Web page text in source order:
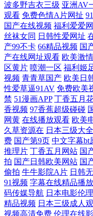
在线 亚洲中文字幕在线观看
韩俺去了 福利导航亚洲 女同
码成人 无码人妻丰满熟妇A
av人人 久热中文 五月丁香
5533 97精品视频在线 极品
精品内射 日韩国产在线观看
国 中日韩国 国产精品一库
频 国产精品自在在线观看
波多野吉衣三级 亚洲AV
观看 免费色情A片网扯
国产在线视频 福利爱爱
丝袜女同 日韩性爱网址
产99不卡 66精品视频 国
产在线网址观看 欧美激
区黄片 喷潮一区 福利姬
视频 青青草国产 欧美日
性爱草逼91AV 免费欧美
禁 51漫画APP 丁香五月
香视频 97香蕉超级碰碰
网黄 在线播放观看 欧美
久草资源在 日本三级大全
费 国产第9页 中文字幕bt
推理片 丁香五月网站 国
拍 国产日韩欧美网站 国
偷拍 牛牛影院A片 日韩
91视频 字幕在线精品播放
码传媒导航 日本电影伦理
精品视频 日本三级成人
视频高清免费 伦理在线